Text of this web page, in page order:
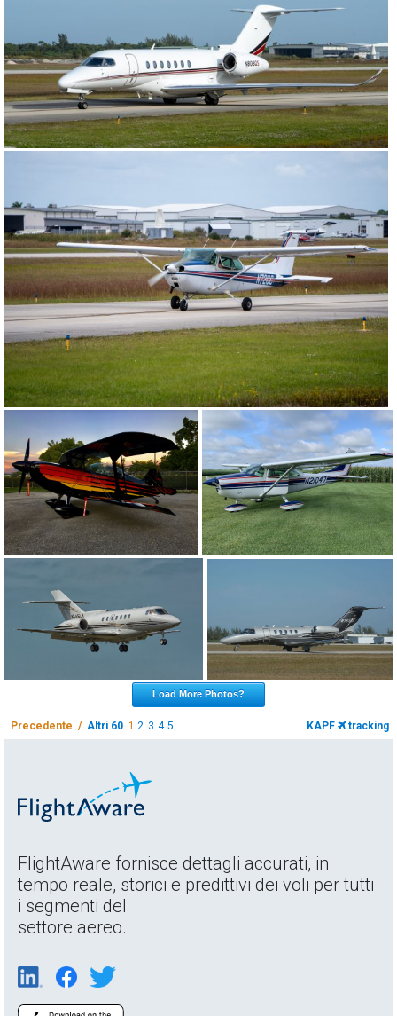
Load More Photos?
Precedente /Altri 60 12 3 4 5 KAPF tracking
FlightAware fornisce dettagli accurati, in
tempo reale, storici e predittivi dei voli per tutti
i segmenti del
settore aereo.